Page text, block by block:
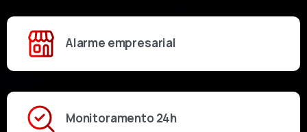
Alarme empresarial
Monitoramento 24h